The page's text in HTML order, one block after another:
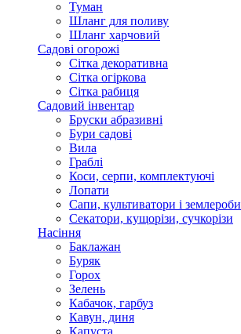
Туман
Шланг для поливу
Шланг харчовий
Садові огорожі
Сітка декоративна
Сітка огіркова
Сітка рабиця
Садовий інвентар
Бруски абразивні
Бури садові
Вила
Граблі
Коси, серпи, комплектуючі
Лопати
Сапи, культиватори і землероби
Секатори, кущорізи, сучкорізи
Насіння
Баклажан
Буряк
Горох
Зелень
Кабачок, гарбуз
Кавун, диня
Капуста